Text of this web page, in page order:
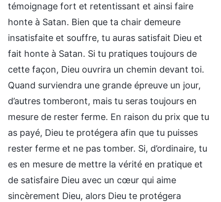
témoignage fort et retentissant et ainsi faire
honte à Satan. Bien que ta chair demeure
insatisfaite et souffre, tu auras satisfait Dieu et
fait honte à Satan. Si tu pratiques toujours de
cette façon, Dieu ouvrira un chemin devant toi.
Quand surviendra une grande épreuve un jour,
d’autres tomberont, mais tu seras toujours en
mesure de rester ferme. En raison du prix que tu
as payé, Dieu te protégera afin que tu puisses
rester ferme et ne pas tomber. Si, d’ordinaire, tu
es en mesure de mettre la vérité en pratique et
de satisfaire Dieu avec un cœur qui aime
sincèrement Dieu, alors Dieu te protégera